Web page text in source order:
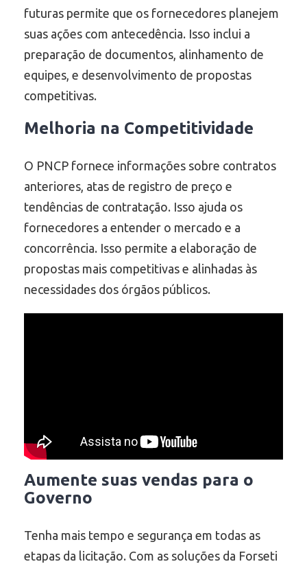
futuras permite que os fornecedores planejem
suas ações com antecedência. Isso inclui a
preparação de documentos, alinhamento de
equipes, e desenvolvimento de propostas
competitivas.
Melhoria na Competitividade
O PNCP fornece informações sobre contratos
anteriores, atas de registro de preço e
tendências de contratação. Isso ajuda os
fornecedores a entender o mercado e a
concorrência. Isso permite a elaboração de
propostas mais competitivas e alinhadas às
necessidades dos órgãos públicos.
Aumente suas vendas para o
Governo
Tenha mais tempo e segurança em todas as
etapas da licitação. Com as soluções da Forseti